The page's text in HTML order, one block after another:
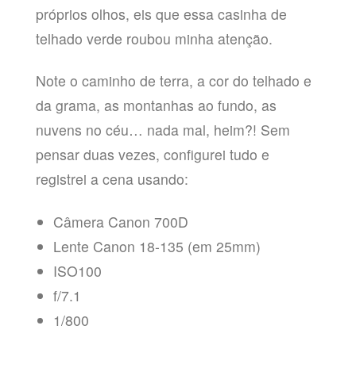
próprios olhos, eis que essa casinha de
telhado verde roubou minha atenção.
Note o caminho de terra, a cor do telhado e
da grama, as montanhas ao fundo, as
nuvens no céu… nada mal, heim?! Sem
pensar duas vezes, configurei tudo e
registrei a cena usando:
Câmera Canon 700D
Lente Canon 18-135 (em 25mm)
ISO100
f/7.1
1/800